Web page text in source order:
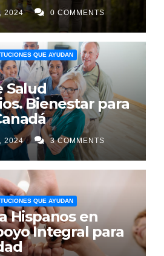
2024 0 COMMENTS
QUE AYUDAN
Salud
Bienestar para
2024 3 COMMENTS
QUE AYUDAN
Hispanos en
Integral para